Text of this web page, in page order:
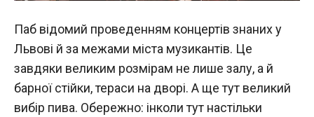
Паб відомий проведенням концертів знаних у
Львові й за межами міста музикантів. Це
завдяки великим розмірам не лише залу, а й
барної стійки, тераси на дворі. А ще тут великий
вибір пива. Обережно: інколи тут настільки